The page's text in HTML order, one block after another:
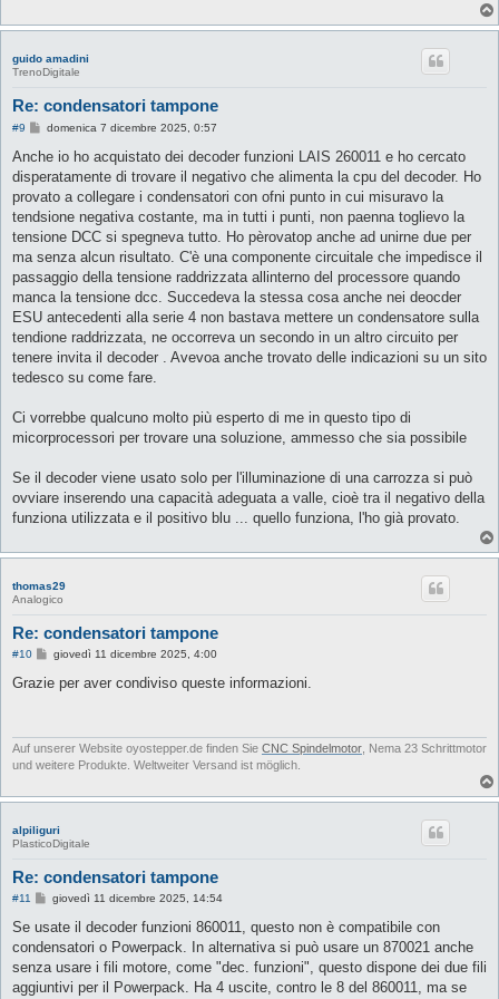
guido amadini
TrenoDigitale
Re: condensatori tampone
#9
M
s
a
g
i
o
domenica 7 dicembre 2025, 0:57
Anche io ho acquistato dei decoder funzioni LAIS 260011 e ho cercato
disperatamente di trovare il negativo che alimenta la cpu del decoder. Ho
provato a collegare i condensatori con ofni punto in cui misuravo la
tendsione negativa costante, ma in tutti i punti, non paenna toglievo la
tensione DCC si spegneva tutto. Ho pèrovatop anche ad unirne due per
ma senza alcun risultato. C'è una componente circuitale che impedisce il
passaggio della tensione raddrizzata allinterno del processore quando
manca la tensione dcc. Succedeva la stessa cosa anche nei deocder
ESU antecedenti alla serie 4 non bastava mettere un condensatore sulla
tendione raddrizzata, ne occorreva un secondo in un altro circuito per
tenere invita il decoder . Avevoa anche trovato delle indicazioni su un sito
tedesco su come fare.
Ci vorrebbe qualcuno molto più esperto di me in questo tipo di
micorprocessori per trovare una soluzione, ammesso che sia possibile
Se il decoder viene usato solo per l'illuminazione di una carrozza si può
ovviare inserendo una capacità adeguata a valle, cioè tra il negativo della
funziona utilizzata e il positivo blu ... quello funziona, l'ho già provato.
thomas29
Analogico
Re: condensatori tampone
#10
M
s
i
o
giovedì 11 dicembre 2025, 4:00
Grazie per aver condiviso queste informazioni.
Auf unserer Website oyostepper.de finden Sie CNC Spindelmotor , Nema 23 Schrittmotor
und weitere Produkte. Weltweiter Versand ist möglich.
alpiliguri
PlasticoDigitale
Re: condensatori tampone
#11
M
s
a
g
i
giovedì 11 dicembre 2025, 14:54
Se usate il decoder funzioni 860011, questo non è compatibile con
condensatori o Powerpack. In alternativa si può usare un 870021 anche
senza usare i fili motore, come "dec. funzioni", questo dispone dei due fili
aggiuntivi per il Powerpack. Ha 4 uscite, contro le 8 del 860011, ma se